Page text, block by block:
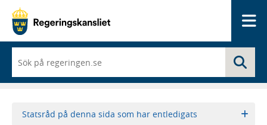
du
börjar
skriva
framträder
Statsråd på denna sida som har entledigats